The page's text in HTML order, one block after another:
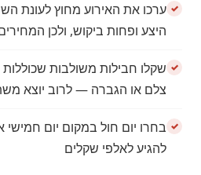
ערכו את האירוע מחוץ לעונת
היצע ופחות ביקוש, ולכן
צלם או הגברה — לרוב יוצא
בחרו יום חול במקום יום
להגיע לאלפי שקלים